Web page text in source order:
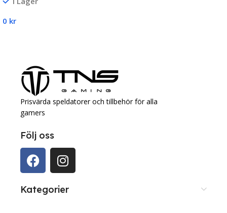
0 kr
Prisvärda speldatorer och tillbehör för alla
gamers
Följ oss
Kategorier